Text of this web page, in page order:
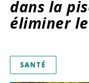
dans la
éliminer
SANTÉ